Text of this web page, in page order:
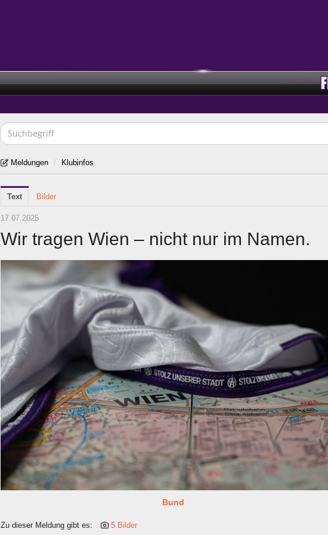
Meldungen / Klubinfos
Text Bilder
17.07.2025
Wir tragen Wien – nicht nur im Namen.
Bund
Zu dieser Meldung gibt es: 5 Bilder